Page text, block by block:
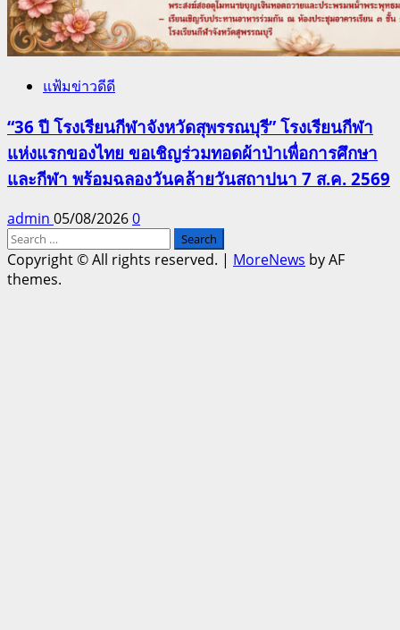
แฟ้มข่าวดีดี
“36 ปี โรงเรียนกีฬาจังหวัดสุพรรณบุรี” โรงเรียนกีฬา
แห่งแรกของไทย ขอเชิญร่วมทอดผ้าป่าเพื่อการศึกษา
และกีฬา พร้อมฉลองวันคล้ายวันสถาปนา 7 ส.ค. 2569
admin 05/08/20260
Search
for:
Copyright © All rights reserved. | MoreNews by AF
themes.